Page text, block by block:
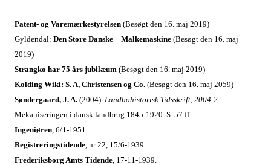
Patent- og Varemærkestyrelsen (Besøgt den 16. maj 2019)
Gyldendal: Den Store Danske – Malkemaskine (Besøgt den 16. maj
2019)
Strangko har 75 års jubilæum (Besøgt den 16. maj 2019)
Kolding Wiki: S. A, Christensen og Co. (Besøgt den 16. maj 2059)
Søndergaard, J. A. (2004). Landbohistorisk Tidsskrift, 2004:2.
Mekaniseringen i dansk landbrug 1845-1920. S. 57 ff.
Ingeniøren, 6/1-1951.
Registreringstidende, nr 22, 15/6-1939.
Frederiksborg Amts Tidende, 17-11-1939.